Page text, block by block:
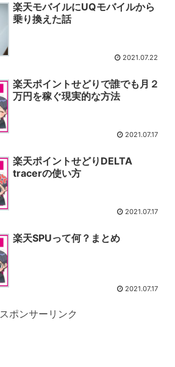
楽天モバイルにUQモバイルから
乗り換えた話
2021.07.22
楽天ポイントせどりで誰でも月２
万円を稼ぐ現実的な方法
2021.07.17
楽天ポイントせどりDELTA
tracerの使い方
2021.07.17
楽天SPUって何？まとめ
2021.07.17
スポンサーリンク